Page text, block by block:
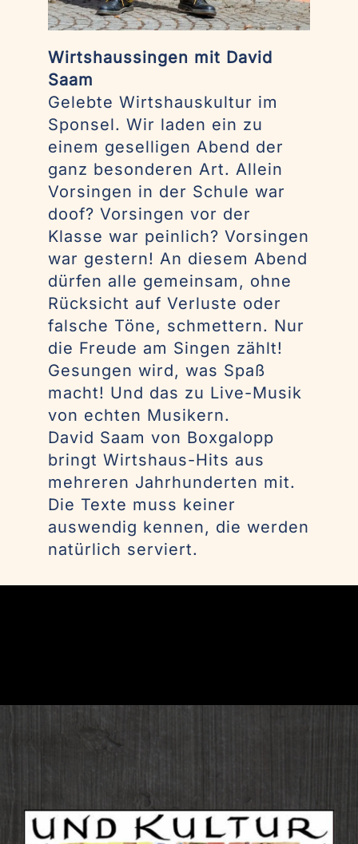
Wirtshaussingen mit David
Saam
Gelebte Wirtshauskultur im
Sponsel. Wir laden ein zu
einem geselligen Abend der
ganz besonderen Art. Allein
Vorsingen in der Schule war
doof? Vorsingen vor der
Klasse war peinlich? Vorsingen
war gestern! An diesem Abend
dürfen alle gemeinsam, ohne
Rücksicht auf Verluste oder
falsche Töne, schmettern. Nur
die Freude am Singen zählt!
Gesungen wird, was Spaß
macht! Und das zu Live-Musik
von echten Musikern.
David Saam von Boxgalopp
bringt Wirtshaus-Hits aus
mehreren Jahrhunderten mit.
Die Texte muss keiner
auswendig kennen, die werden
natürlich serviert.